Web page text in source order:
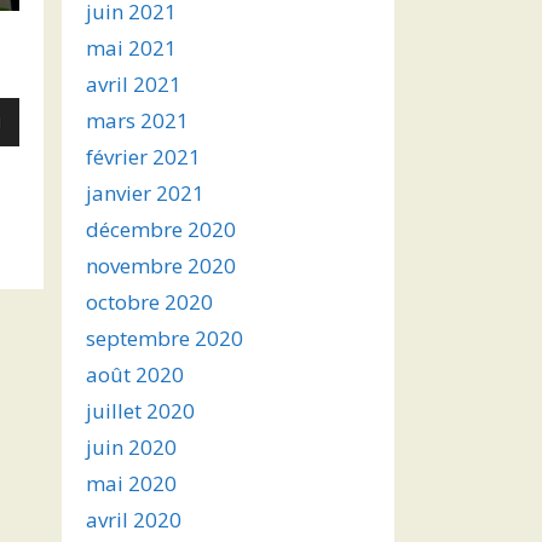
juin 2021
mai 2021
avril 2021
mars 2021
février 2021
janvier 2021
décembre 2020
novembre 2020
octobre 2020
septembre 2020
août 2020
juillet 2020
juin 2020
mai 2020
avril 2020